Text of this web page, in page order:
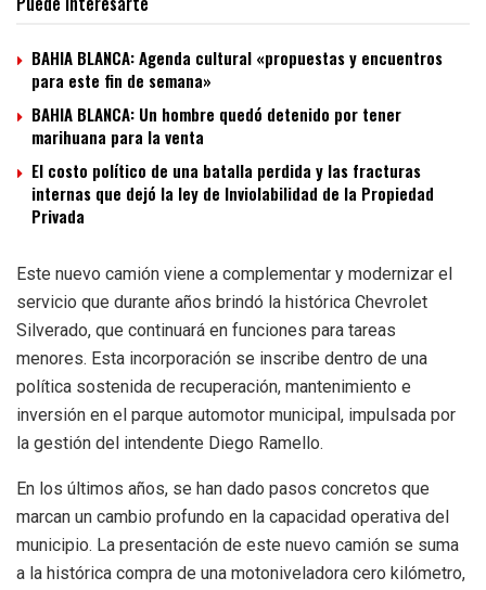
BAHIA BLANCA: Agenda cultural «propuestas y encuentros
para este fin de semana»
BAHIA BLANCA: Un hombre quedó detenido por tener
marihuana para la venta
El costo político de una batalla perdida y las fracturas
internas que dejó la ley de Inviolabilidad de la Propiedad
Privada
Este nuevo camión viene a complementar y modernizar el
servicio que durante años brindó la histórica Chevrolet
Silverado, que continuará en funciones para tareas
menores. Esta incorporación se inscribe dentro de una
política sostenida de recuperación, mantenimiento e
inversión en el parque automotor municipal, impulsada por
la gestión del intendente Diego Ramello.
En los últimos años, se han dado pasos concretos que
marcan un cambio profundo en la capacidad operativa del
municipio. La presentación de este nuevo camión se suma
a la histórica compra de una motoniveladora cero kilómetro,